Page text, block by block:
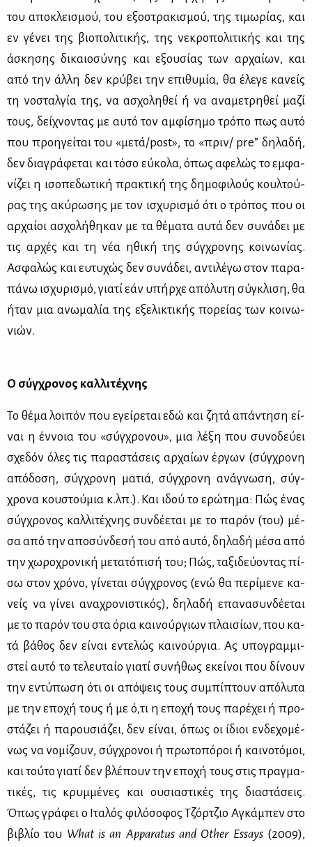
του απο­κλει­σμού, του εξο­στρα­κι­σμού, της τι­μω­ρί­ας, και
εν γέ­νει της βιο­πο­λι­τι­κής, της νε­κρο­πο­λι­τι­κής και της
άσκη­σης δι­καιο­σύ­νης και εξου­σί­ας των αρ­χαί­ων, και
από την άλ­λη δεν κρύ­βει την επι­θυ­μία, θα έλε­γε κα­νείς
τη νο­σταλ­γία της, να ασχο­λη­θεί ή να ανα­με­τρη­θεί μα­ζί
τους, δεί­χνο­ντας με αυ­τό τον αμ­φί­ση­μο τρό­πο πως αυ­τό
που προη­γεί­ται του «με­τά/post», το «πριν/ pre” δη­λα­δή,
δεν δια­γρά­φε­ται και τό­σο εύ­κο­λα, όπως αφε­λώς το εμ­φα­
νί­ζει η ισο­πε­δω­τι­κή πρα­κτι­κή της δη­μο­φι­λούς κουλ­τού­
ρας της ακύ­ρω­σης με τον ισχυ­ρι­σμό ότι ο τρό­πος που οι
αρ­χαί­οι ασχο­λή­θη­καν με τα θέ­μα­τα αυ­τά δεν συ­νά­δει με
τις αρ­χές και τη νέα ηθι­κή της σύγ­χρο­νης κοι­νω­νί­ας.
Ασφα­λώς και ευ­τυ­χώς δεν συ­νά­δει, αντι­λέ­γω στον πα­ρα­
πά­νω ισχυ­ρι­σμό, για­τί εάν υπήρ­χε από­λυ­τη σύ­γκλι­ση, θα
ήταν μια ανω­μα­λία της εξε­λι­κτι­κής πο­ρεί­ας των κοι­νω­
νιών.
Ο σύγ­χρο­νος καλ­λι­τέ­χνης
Το θέ­μα λοι­πόν που εγεί­ρε­ται εδώ και ζη­τά απά­ντη­ση εί­
ναι η έν­νοια του «σύγ­χρο­νου», μια λέ­ξη που συ­νο­δεύ­ει
σχε­δόν όλες τις πα­ρα­στά­σεις αρ­χαί­ων έρ­γων (σύγ­χρο­νη
από­δο­ση, σύγ­χρο­νη μα­τιά, σύγ­χρο­νη ανά­γνω­ση, σύγ­
χρο­να κου­στού­μια κ.λπ.). Και ιδού το ερώ­τη­μα: Πώς ένας
σύγ­χρο­νος καλ­λι­τέ­χνης συν­δέ­ε­ται με το πα­ρόν (του) μέ­
σα από την απο­σύν­δε­σή του από αυ­τό, δη­λα­δή μέ­σα από
την χω­ρο­χρο­νι­κή με­τα­τό­πι­σή του; Πώς, τα­ξι­δεύ­ο­ντας πί­
σω στον χρό­νο, γί­νε­ται σύγ­χρο­νος (ενώ θα πε­ρί­με­νε κα­
νείς να γί­νει ανα­χρο­νι­στι­κός), δη­λα­δή επα­να­συν­δέ­ε­ται
με το πα­ρόν του στα όρια και­νούρ­γιων πλαι­σί­ων, που κα­
τά βά­θος δεν εί­ναι εντε­λώς και­νούρ­για. Ας υπο­γραμ­μι­
στεί αυ­τό το τε­λευ­ταίο για­τί συ­νή­θως εκεί­νοι που δί­νουν
την εντύ­πω­ση ότι οι από­ψεις τους συ­μπί­πτουν από­λυ­τα
με την επο­χή τους ή με ό,τι η επο­χή τους πα­ρέ­χει ή προ­
στά­ζει ή πα­ρου­σιά­ζει, δεν εί­ναι, όπως οι ίδιοι εν­δε­χο­μέ­
νως να νο­μί­ζουν, σύγ­χρο­νοι ή πρω­το­πό­ροι ή και­νο­τό­μοι,
και τού­το για­τί δεν βλέ­πουν την επο­χή τους στις πραγ­μα­
τι­κές, τις κρυμ­μέ­νες και ου­σια­στι­κές της δια­στά­σεις.
Όπως γρά­φει ο Ιτα­λός φι­λό­σο­φος Τζόρ­τζιο Αγκά­μπεν στο
βι­βλίο του What is an Apparatus and Other Essays(2009),